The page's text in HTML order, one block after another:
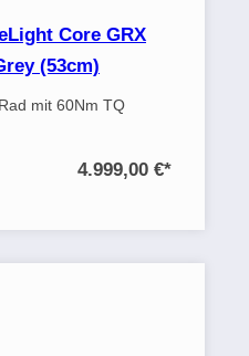
Core GRX
(53cm)
mit 60Nm TQ
4.999,00 €*